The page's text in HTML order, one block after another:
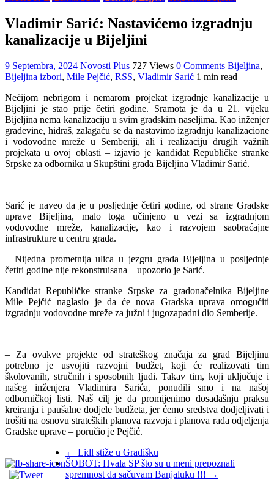
Vladimir Sarić: Nastavićemo izgradnju
kanalizacije u Bijeljini
9 Septembra, 2024 Novosti Plus 727 Views 0 Comments Bijeljina,
Bijeljina izbori, Mile Pejčić, RSS, Vladimir Sarić 1 min read
Nečijom nebrigom i nemarom projekat izgradnje kanalizacije u
Bijeljini je stao prije četiri godine. Sramota je da u 21. vijeku
Bijeljina nema kanalizaciju u svim gradskim naseljima. Kao inženjer
građevine, hidraš, zalagaću se da nastavimo izgradnju kanalizacione
i vodovodne mreže u Semberiji, ali i realizaciju drugih važnih
projekata u ovoj oblasti – izjavio je kandidat Republičke stranke
Srpske za odbornika u Skupštini grada Bijeljina Vladimir Sarić.
Sarić je naveo da je u posljednje četiri godine, od strane Gradske
uprave Bijeljina, malo toga učinjeno u vezi sa izgradnjom
vodovodne mreže, kanalizacije, kao i razvojem saobraćajne
infrastrukture u centru grada.
– Nijedna prometnija ulica u jezgru grada Bijeljina u posljednje
četiri godine nije rekonstruisana – upozorio je Sarić.
Kandidat Republičke stranke Srpske za gradonačelnika Bijeljine
Mile Pejčić naglasio je da će nova Gradska uprava omogućiti
izgradnju vodovodne mreže za južni i jugozapadni dio Semberije.
– Za ovakve projekte od strateškog značaja za grad Bijeljinu
potrebno je usvojiti razvojni budžet, koji će realizovati tim
školovanih, stručnih i sposobnih ljudi. Takav tim, koji uključuje i
našeg inženjera Vladimira Sarića, ponudili smo i na našoj
odborničkoj listi. Naš cilj je da promijenimo dosadašnju praksu
kreiranja i paušalne dodjele budžeta, jer ćemo sredstva dodjeljivati i
trošiti na osnovu strateških planova razvoja i planova rada odjeljenja
Gradske uprave – poručio je Pejčić.
← Lidl stiže u Gradišku
ŠOBOT: Hvala SP što su u meni prepoznali
spremnost da sačuvam Banjaluku !!! →